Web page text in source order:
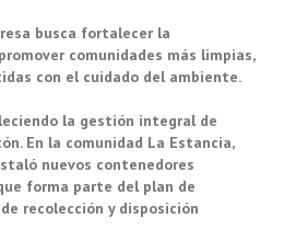
busca fortalecer la
comunidades más limpias,
con el cuidado del ambiente.
la gestión integral de
En la comunidad La Estancia,
nuevos contenedores
forma parte del plan de
recolección y disposición